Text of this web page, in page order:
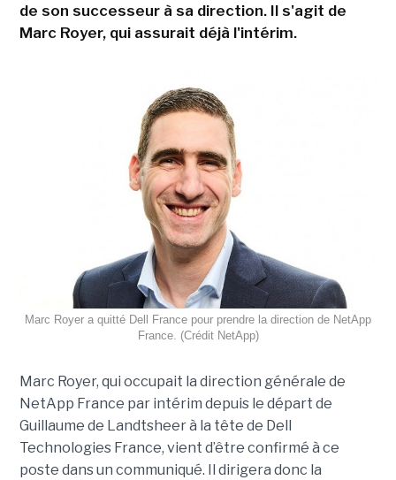
de son successeur à sa direction. Il s'agit de
Marc Royer, qui assurait déjà l'intérim.
Marc Royer a quitté Dell France pour prendre la direction de NetApp
France. (Crédit NetApp)
Marc Royer, qui occupait la direction générale de
NetApp France par intérim depuis le départ de
Guillaume de Landtsheer à la tête de Dell
Technologies France, vient d’être confirmé à ce
poste dans un communiqué. Il dirigera donc la